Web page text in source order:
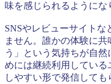
味を感じられるようにな
SNSやレビューサイト
ません。誰かの体験に
う」という気持ちが自
めには継続利用してい
しやすい形で発信して